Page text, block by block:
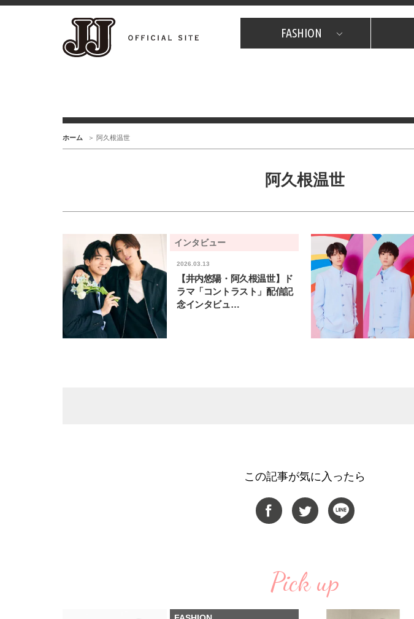
FASHION
ホーム 阿久根温世
阿久根温世
インタビュー
2026.03.13
【井内悠陽・阿久根温世】ド
ラマ「コントラスト」配信記
念インタビュ…
この記事が気に入ったら
Pick up
ューティ＆ファッション夏の必需
品〉
【注目アーティストRainy。っ
て？】忙しい日でも欠かせない、